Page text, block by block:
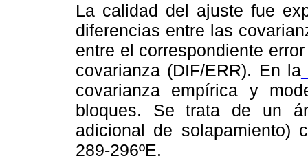
La calidad del ajuste fue
diferencias entre las
entre el correspondiente
covarianza (DIF/ERR). En la
covarianza empírica y
bloques. Se trata de un
adicional de solapamiento)
289-296ºE.